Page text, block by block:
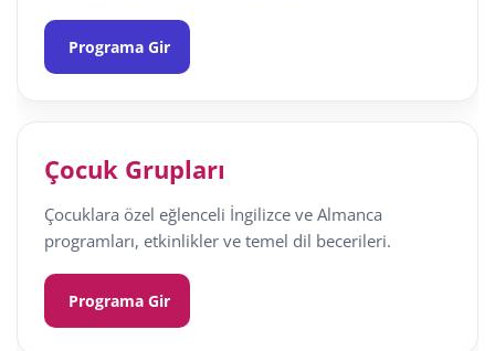
Programa Gir
Çocuk Grupları
Çocuklara özel eğlenceli İngilizce ve Almanca
programları, etkinlikler ve temel dil becerileri.
Programa Gir